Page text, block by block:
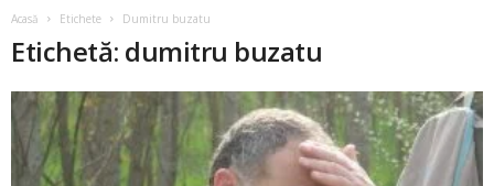
Acasă Etichete Dumitru buzatu
Etichetă: dumitru buzatu